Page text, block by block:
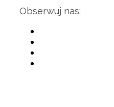
Obserwuj nas: